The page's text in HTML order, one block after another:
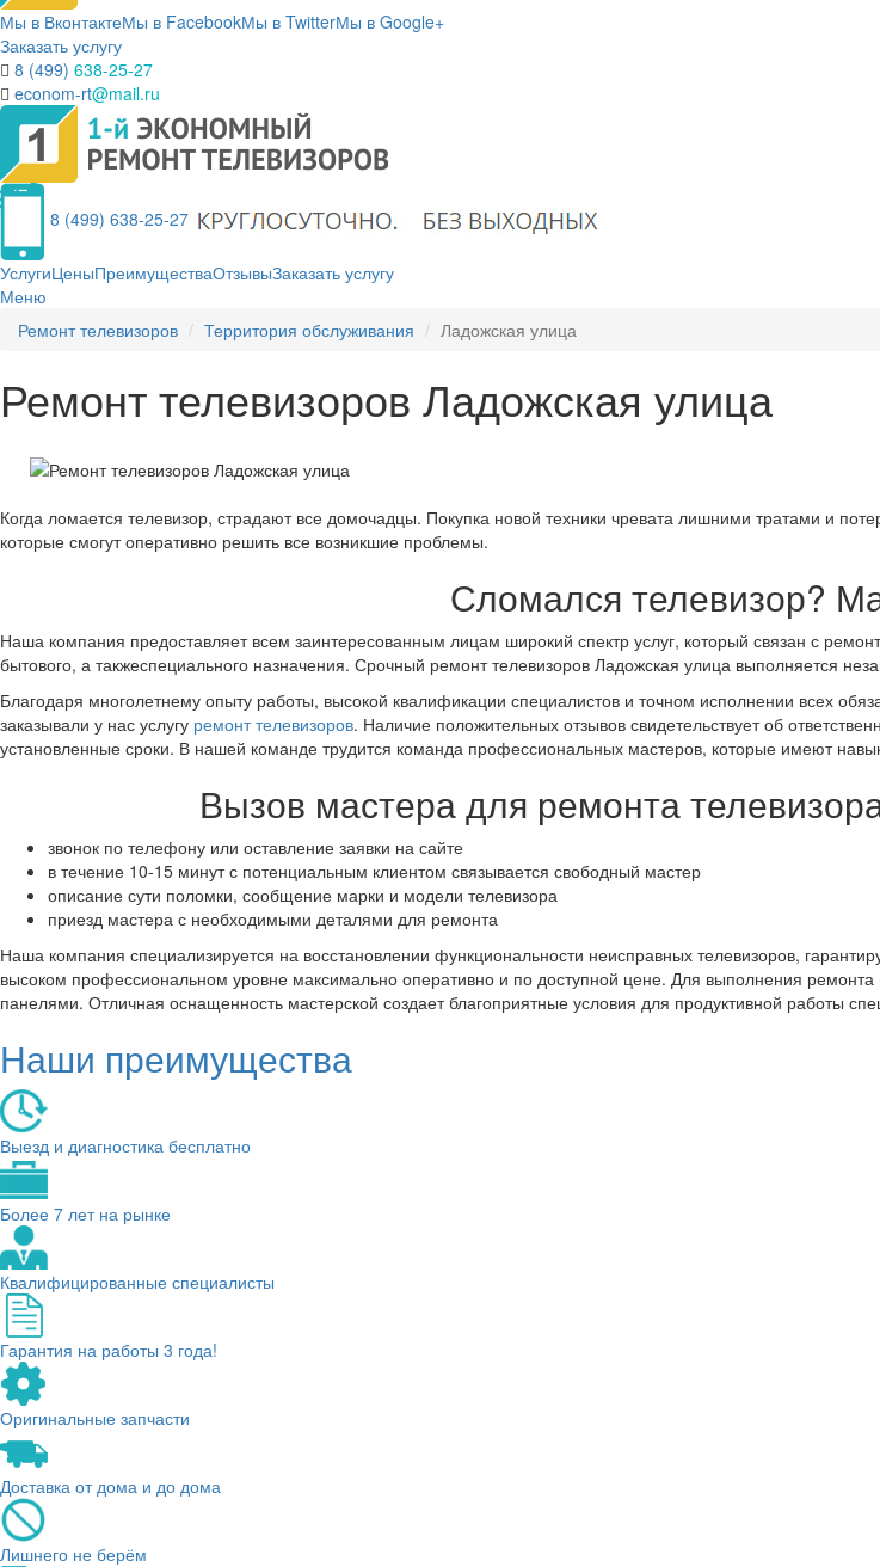
Мы в ВконтактеМы в FacebookМы в TwitterМы в Google+
Заказать услугу
8 (499) 638-25-27
econom-rt@mail.ru
8 (499) 638-25-27
УслугиЦеныПреимуществаОтзывыЗаказать услугу
Меню
Ремонт телевизоров
Территория обслуживания Ладожская улица
Ремонт телевизоров Ладожская улица
Когда ломается телевизор, страдают все домочадцы. Покупка новой техники чревата лишними тратами и
которые смогут оперативно решить все возникшие проблемы.
Сломался телевизор?
Наша компания предоставляет всем заинтересованным лицам широкий спектр услуг, который связан с
бытового, а такжеспециального назначения. Срочный ремонт телевизоров Ладожская улица выполняется
Благодаря многолетнему опыту работы, высокой квалификации специалистов и точном исполнении всех
заказывали у нас услугу ремонт телевизоров. Наличие положительных отзывов свидетельствует об
установленные сроки. В нашей команде трудится команда профессиональных мастеров, которые имеют
Вызов мастера для ремонта
звонок по телефону или оставление заявки на сайте
в течение 10-15 минут с потенциальным клиентом связывается свободный мастер
описание сути поломки, сообщение марки и модели телевизора
приезд мастера с необходимыми деталями для ремонта
Наша компания специализируется на восстановлении функциональности неисправных телевизоров,
высоком профессиональном уровне максимально оперативно и по доступной цене. Для выполнения
панелями. Отличная оснащенность мастерской создает благоприятные условия для продуктивной работы
Наши преимущества
Выезд и диагностика бесплатно
Более 7 лет на рынке
Квалифицированные специалисты
Гарантия на работы 3 года!
Оригинальные запчасти
Доставка от дома и до дома
Лишнего не берём